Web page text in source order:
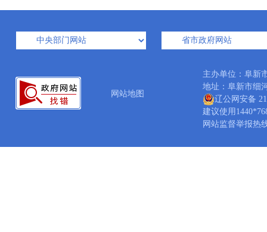
网站地图
主办单位：阜
地址：阜新市
辽公网安备
建议使用
网站监督举报热